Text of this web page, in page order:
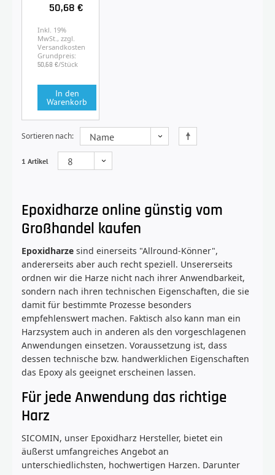
50,68 €
Inkl. 19%
MwSt., zzgl.
Versandkosten
Grundpreis:
50,68 €/Stück
In den
Warenkorb
Sortieren nach
1 Artikel
Epoxidharze online günstig vom
Großhandel kaufen
Epoxidharze sind einerseits "Allround-Könner",
andererseits aber auch recht speziell. Unsererseits
ordnen wir die Harze nicht nach ihrer Anwendbarkeit,
sondern nach ihren technischen Eigenschaften, die sie
damit für bestimmte Prozesse besonders
empfehlenswert machen. Faktisch also kann man ein
Harzsystem auch in anderen als den vorgeschlagenen
Anwendungen einsetzen. Voraussetzung ist, dass
dessen technische bzw. handwerklichen Eigenschaften
das Epoxy als geeignet erscheinen lassen.
Für jede Anwendung das richtige
Harz
SICOMIN, unser Epoxidharz Hersteller, bietet ein
äußerst umfangreiches Angebot an
unterschiedlichsten, hochwertigen Harzen. Darunter